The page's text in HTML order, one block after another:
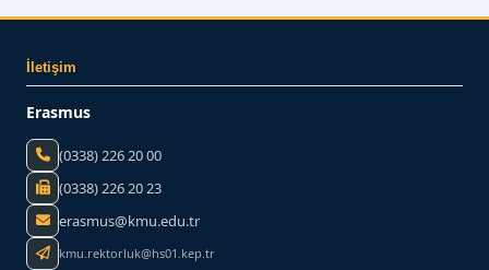
İletişim
Erasmus
(0338) 226 20 00
(0338) 226 20 23
erasmus@kmu.edu.tr
kmu.rektorluk@hs01.kep.tr